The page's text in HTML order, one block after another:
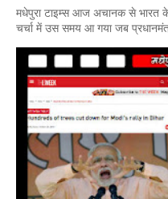
मधेपुरा टाइम्स आज अचानक से भारत
चर्चा में उस समय आ गया जब